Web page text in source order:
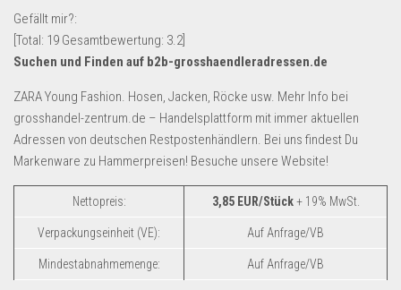
Multimedia & Elektro
Münzen
Spielzeug & Games
Schuhe & Accessoires
Sport & Freizeit
Uhren & Schmuck
Wohnen & Einrichten
Restposten-Angebote
Restposten für Privatpersonen
Gefällt mir?:
[Total: 19 Gesamtbewertung: 3.2]
Suchen und Finden auf b2b-grosshaendleradressen.de
ZARA Young Fashion. Hosen, Jacken, Röcke usw. Mehr Info bei
grosshandel-zentrum.de – Handelsplattform mit immer aktuellen
Adressen von deutschen Restpostenhändlern. Bei uns findest Du
Markenware zu Hammerpreisen! Besuche unsere Website!
Nettopreis: 3,85 EUR/Stück+ 19% MwSt.
Verpackungseinheit (VE): Auf Anfrage/VB
Mindestabnahmemenge: Auf Anfrage/VB